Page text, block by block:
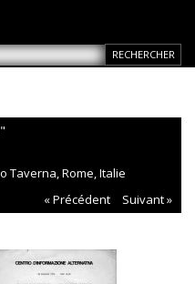
Taverna, Rome, Italie
« Précédent
Suivant »